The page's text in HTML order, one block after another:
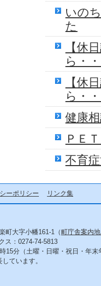
いの
た
【休
ら・
【休
ら・
健康
ＰＥ
不育
ーポリシー リンク集
町大字小幡161-1（町庁舎案内
ス：0274-74-5813
15分（土曜・日曜・祝日・年末
ています。